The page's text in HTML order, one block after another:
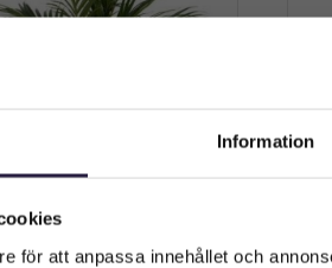
Information
för att anpassa innehållet och
Grön UV 150 cm
Från:3559kr
Välkommen till
Vilken typ av kund är du? Du kan alltid